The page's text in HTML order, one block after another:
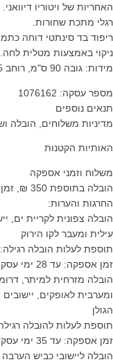
האחריות של ויטוריו דיוואני.
רגלי מתכת שחורות.
ריפוד בד סינתטי דוחה
ניקוי באמצעות מטלית לחה.
מידות: גובה 90 ס"מ, רוחב 45 ס"מ, עומק 45 ס"מ.
מספר עסקה: 1076162
תנאים נוספים
מדיניות משלוחים, הובלה
האותיות הקטנות
משלוח וזמני אספקה
הובלה בתוספת 350 ₪, זמן אספקה: עד 21 ימי עסקים.
החרגות והערות:
הובלה צפונית לקריית ים,
עילית ומעבר לקו הירוק
תוספת לעלות הובלה רגילה: 99 ₪ לתשלום מול המוביל
זמן אספקה: עד 28 ימי עסקים ממועד הרכישה
הובלה מזרחית למיתר,
ומערבית לאופקים,
הגולן
תוספת לעלות להובלה רגילה: 199 ₪ לתשלום מול
זמן אספקה: עד 35 ימי עסקים ממועד הרכישה
הובלה ליישובי כביש הערבה